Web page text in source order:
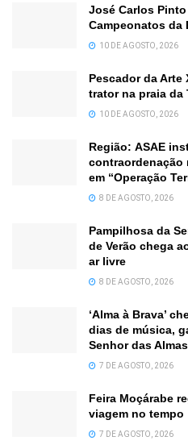
José Carlos
Campeonatos da
10 DE AGOSTO, 2026
Pescador da Arte
trator na praia da
10 DE AGOSTO, 2026
Região: ASAE
contraordenação
em “Operação
8 DE AGOSTO, 2026
Pampilhosa da
de Verão chega
ar livre
8 DE AGOSTO, 2026
‘Alma à Brava’
dias de música,
Senhor das Almas
7 DE AGOSTO, 2026
Feira Moçárabe
viagem no tempo
7 DE AGOSTO, 2026